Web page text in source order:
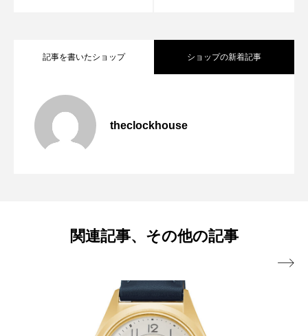
記事を書いたショップ ショップの新着記事
theclockhouse
2026.06.27
2026.06.27
2026.06.03 SEIKO ASTRON 大人気カラーモデル入荷
中！！
ザ・クロックハウスオリジナル限定モデ
関連記事、その他の記事
